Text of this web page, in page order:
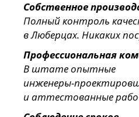
Собственное
Полный контроль
в Люберцах. Никаких
Профессиональная
В штате опытные
инженеры-
и аттестованные